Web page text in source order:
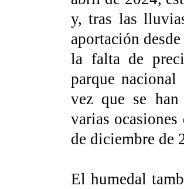
y, tras las
aportación
la falta de
parque
vez que se
varias
de diciembre de
El humedal